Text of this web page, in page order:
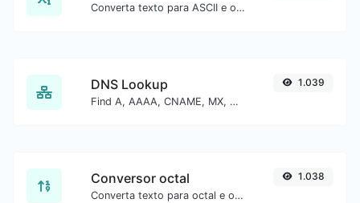
Converta texto para ASCII e o contrário para qualquer entrada de string.
DNS Lookup
Find A, AAAA, CNAME, MX, NS, TXT, SOA DNS records of a host.
1.039
Conversor octal
Converta texto para octal e o contrário para qualquer entrada de string.
1.038